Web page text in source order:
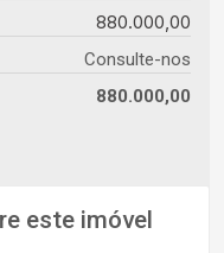
880.000,00
Consulte-nos
880.000,00
este imóvel